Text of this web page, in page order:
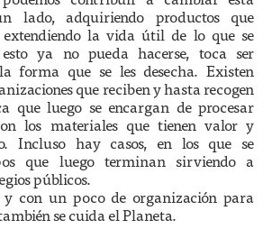
lado, adquiriendo productos que
la vida útil de lo que se
ya no pueda hacerse, toca ser
forma que se les desecha. Existen
que reciben y hasta recogen
que luego se encargan de procesar
los materiales que tienen valor y
Incluso hay casos, en los que se
que luego terminan sirviendo a
públicos.
con un poco de organización para
se cuida el Planeta.